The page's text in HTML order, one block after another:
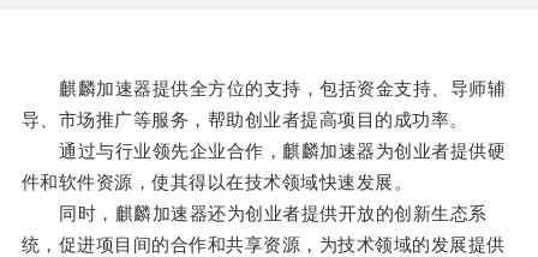
麒麟加速器提供全方位的支持，包括资金支持、导师辅
导、市场推广等服务，帮助创业者提高项目的成功率。
通过与行业领先企业合作，麒麟加速器为创业者提供硬
件和软件资源，使其得以在技术领域快速发展。
同时，麒麟加速器还为创业者提供开放的创新生态系
统，促进项目间的合作和共享资源，为技术领域的发展提供